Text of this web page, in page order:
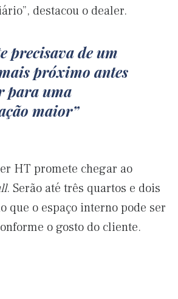
destacou o dealer.
precisava de um
próximo antes
para uma
maior
HT promete chegar ao
. Serão até três quartos e dois
que o espaço interno pode ser
o gosto do cliente.